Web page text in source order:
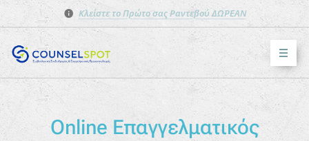
Κλείστε το Πρώτο σας Ραντεβού ΔΩΡΕΑΝ
Online Επαγγελματικός